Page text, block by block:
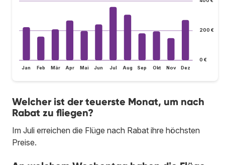
0 €
200 €
Jan Feb Mär Apr Mai Jun Jul Aug Sep Okt Nov Dez
Welcher ist der teuerste Monat, um nach
Rabat zu fliegen?
Im Juli erreichen die Flüge nach Rabat ihre höchsten
Preise.